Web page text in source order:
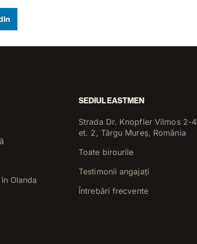
Olanda
SEDIUL EASTMEN
Strada Dr. Knopfler Vilmos 2-4
et. 2, Târgu Mureș, România
Toate birourile
Testimonii angajați
Întrebări frecvente